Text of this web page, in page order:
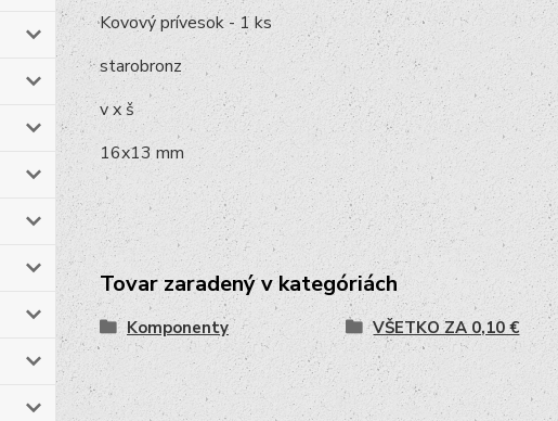
Kovový prívesok - 1 ks
starobronz
v x š
16x13 mm
Tovar zaradený v kategóriách
Komponenty VŠETKO ZA 0,10 €